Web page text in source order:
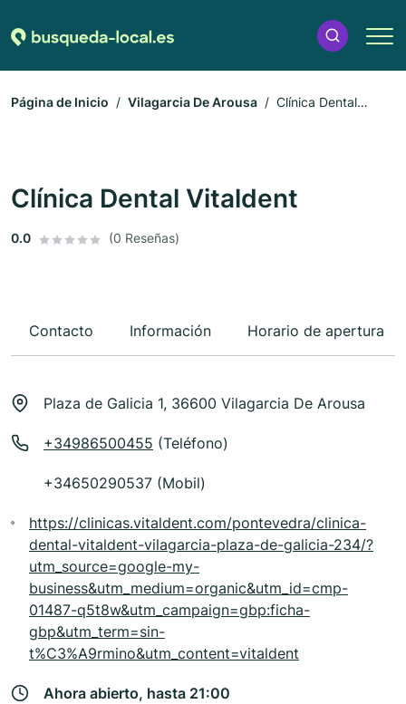
Página de Inicio Vilagarcia De Arousa
Clínica Dental
Clínica Dental Vitaldent
0.0 (0 Reseñas)
Contacto Información Horario de apertura
Plaza de Galicia 1, 36600 Vilagarcia De Arousa
+34986500455 (Teléfono)
+34650290537 (Mobil)
https://clinicas.vitaldent.com/pontevedra/clinica-
dental-vitaldent-vilagarcia-plaza-de-galicia-234/?
utm_source=google-my-
business&utm_medium=organic&utm_id=cmp-
01487-q5t8w&utm_campaign=gbp:ficha-
gbp&utm_term=sin-
t%C3%A9rmino&utm_content=vitaldent
Ahora abierto, hasta 21:00